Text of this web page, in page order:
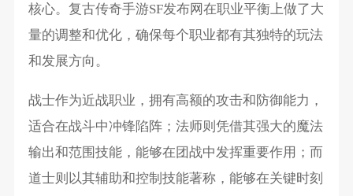
核心。复古传奇手游SF发布网在职业平衡上做了大
量的调整和优化，确保每个职业都有其独特的玩法
和发展方向。
战士作为近战职业，拥有高额的攻击和防御能力，
适合在战斗中冲锋陷阵；法师则凭借其强大的魔法
输出和范围技能，能够在团战中发挥重要作用；而
道士则以其辅助和控制技能著称，能够在关键时刻